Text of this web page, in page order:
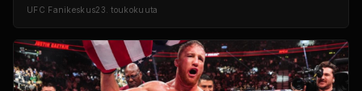
UFC Fanikeskus23. toukokuuta